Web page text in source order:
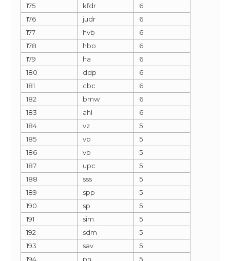
175
kľdr
6
176
judr
6
177
hvb
6
178
hbo
6
179
ha
6
180
ddp
6
181
cbc
6
182
bmw
6
183
ahl
6
184
vz
5
185
vp
5
186
vb
5
187
upc
5
188
sss
5
189
spp
5
190
sp
5
191
sim
5
192
sdm
5
193
sav
5
194
pn 5